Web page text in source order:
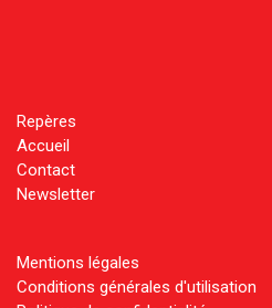
Repères
Accueil
Contact
Newsletter
Mentions légales
Conditions générales d'utilisation